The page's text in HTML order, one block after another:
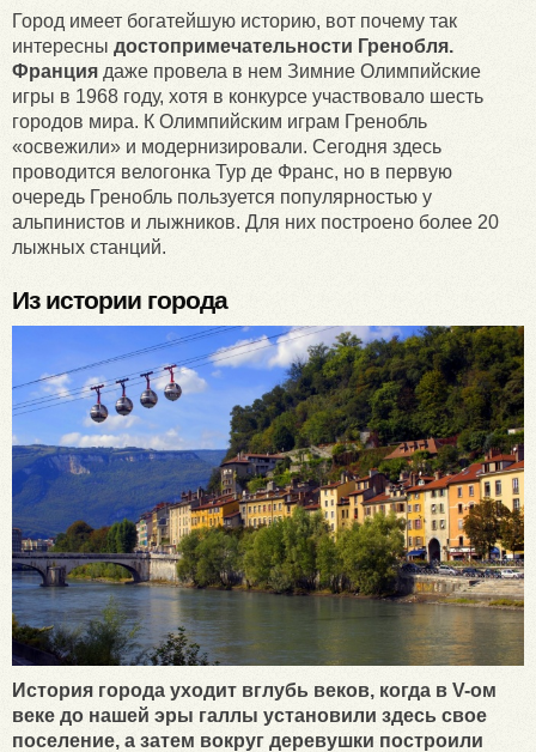
Город имеет богатейшую историю, вот почему так
интересны достопримечательности Гренобля.
Франция даже провела в нем Зимние Олимпийские
игры в 1968 году, хотя в конкурсе участвовало шесть
городов мира. К Олимпийским играм Гренобль
«освежили» и модернизировали. Сегодня здесь
проводится велогонка Тур де Франс, но в первую
очередь Гренобль пользуется популярностью у
альпинистов и лыжников. Для них построено более 20
лыжных станций.
Из истории города
История города уходит вглубь веков, когда в V-ом
веке до нашей эры галлы установили здесь свое
поселение, а затем вокруг деревушки построили